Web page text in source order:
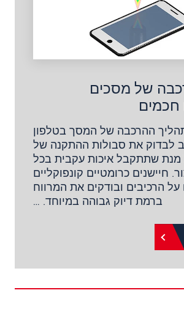
של מסכים
חכמים
ההרכבה של המסך בטלפון
לבדוק את סבולות ההתקנה של
מנת שתתקבל איכות עקבית בכל
חיישנים כרומטיים קונפוקליים
על הרכיבים ובודקים את המרווח
ברמת דיוק גבוהה במיוחד. …